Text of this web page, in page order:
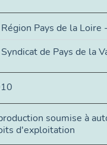
Région Pays de la
Syndicat de Pays de la
soumise à
d'exploitation